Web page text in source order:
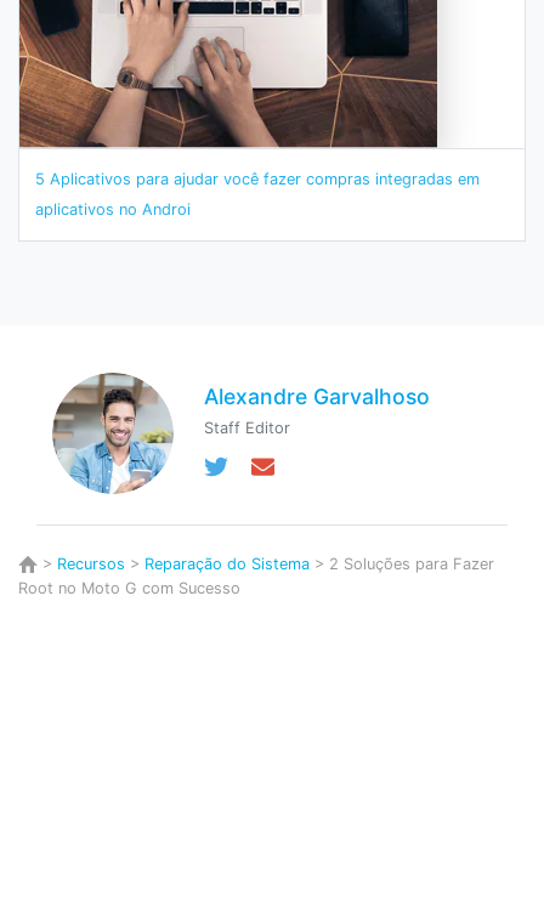
5 Aplicativos para ajudar você fazer compras integradas em
aplicativos no Androi
Alexandre Garvalhoso
Staff Editor
> Recursos > Reparação do Sistema > 2 Soluções para Fazer
Root no Moto G com Sucesso